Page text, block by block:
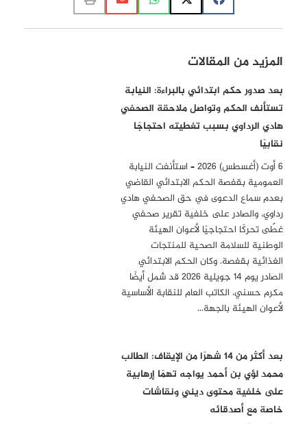
المزيد من المقالات
بعد صدور حكم ابتدائي بالبراءة: النيابة
تستأنف الحكم وتواصل ملاحقة الصحفي
هادي الرداوي بسبب تغطيته احتجاجًا
نقابيًا
6 أوت (أغسطس) 2026 – استأنفت النيابة
العمومية بقفصة الحكم الابتدائي القاضي
بعدم سماع الدعوى في حق الصحفي هادي
رداوي، والصادر على خلفية تقرير صحفي
غطّى تحركًا احتجاجيًا لأعوان الهيئة
الوطنية للسلامة الصحية للمنتجات
الغذائية بقفصة. وكان الحكم الابتدائي
الصادر يوم 14 جويلية 2026 قد شمل أيضًا
مكرم حسني، الكاتب العام للنقابة الأساسية
لأعوان الهيئة بالجهة…
بعد أكثر من 14 شهرًا من الإيقاف: الطالب
محمد لؤي بن أحمد يواجه تهمًا إرهابية
على خلفية محتوى ديني ونقاشات
خاصة مع أصدقائه